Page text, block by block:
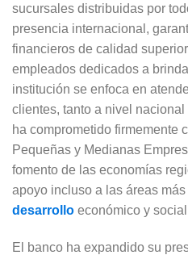
sucursales distribuidas por
presencia internacional,
financieros de calidad
empleados dedicados a
institución se enfoca en
clientes, tanto a nivel
ha comprometido firmemente
Pequeñas y Medianas
fomento de las economías
apoyo incluso a las áreas
desarrollo económico y
El banco ha expandido su